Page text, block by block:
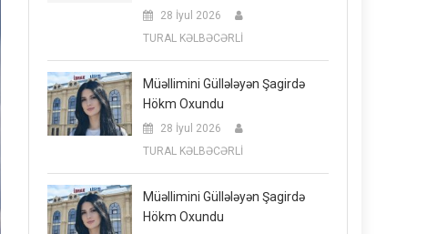
28 İyul 2026
TURAL KƏLBƏCƏRLİ
Müəllimini Güllələyən Şagirdə
Hökm Oxundu
28 İyul 2026
TURAL KƏLBƏCƏRLİ
Müəllimini Güllələyən Şagirdə
Hökm Oxundu